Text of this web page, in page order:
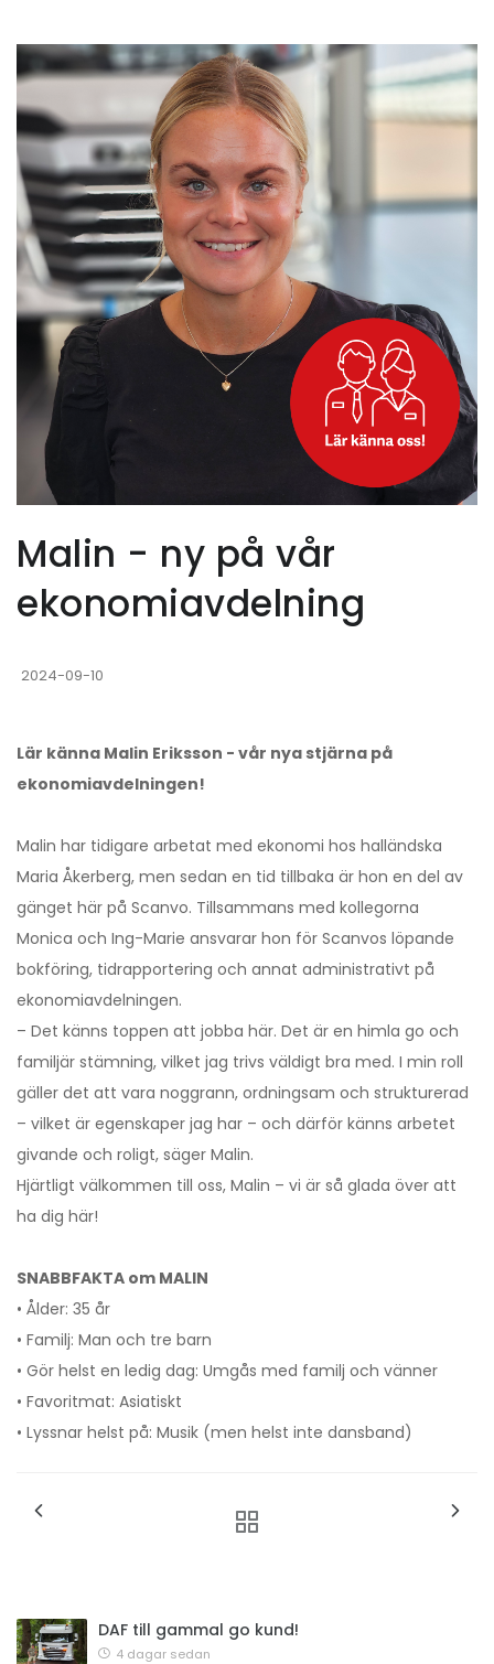
Malin - ny på vår
ekonomiavdelning
2024-09-10
Lär känna Malin Eriksson - vår nya stjärna på
ekonomiavdelningen!
Malin har tidigare arbetat med ekonomi hos halländska
Maria Åkerberg, men sedan en tid tillbaka är hon en del av
gänget här på Scanvo. Tillsammans med kollegorna
Monica och Ing-Marie ansvarar hon för Scanvos löpande
bokföring, tidrapportering och annat administrativt på
ekonomiavdelningen.
– Det känns toppen att jobba här. Det är en himla go och
familjär stämning, vilket jag trivs väldigt bra med. I min roll
gäller det att vara noggrann, ordningsam och strukturerad
– vilket är egenskaper jag har – och därför känns arbetet
givande och roligt, säger Malin.
Hjärtligt välkommen till oss, Malin – vi är så glada över att
ha dig här!
SNABBFAKTA om MALIN
• Ålder: 35 år
• Familj: Man och tre barn
• Gör helst en ledig dag: Umgås med familj och vänner
• Favoritmat: Asiatiskt
• Lyssnar helst på: Musik (men helst inte dansband)
DAF till gammal go kund!
4 dagar sedan